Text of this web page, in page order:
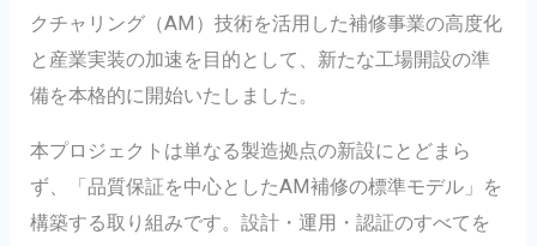
クチャリング（AM）技術を活用した補修事業の高度化
と産業実装の加速を目的として、新たな工場開設の準
備を本格的に開始いたしました。
本プロジェクトは単なる製造拠点の新設にとどまら
ず、「品質保証を中心としたAM補修の標準モデル」を
構築する取り組みです。設計・運用・認証のすべてを